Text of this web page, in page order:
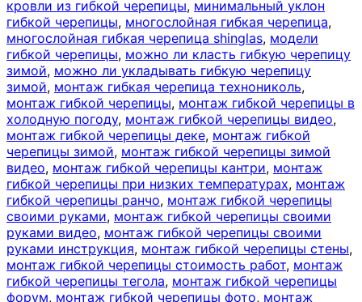
кровли из гибкой черепицы, минимальный уклон
гибкой черепицы, многослойная гибкая черепица,
многослойная гибкая черепица shinglas, модели
гибкой черепицы, можно ли класть гибкую черепицу
зимой, можно ли укладывать гибкую черепицу
зимой, монтаж гибкая черепица технониколь,
монтаж гибкой черепицы, монтаж гибкой черепицы в
холодную погоду, монтаж гибкой черепицы видео,
монтаж гибкой черепицы деке, монтаж гибкой
черепицы зимой, монтаж гибкой черепицы зимой
видео, монтаж гибкой черепицы кантри, монтаж
гибкой черепицы при низких температурах, монтаж
гибкой черепицы ранчо, монтаж гибкой черепицы
своими руками, монтаж гибкой черепицы своими
руками видео, монтаж гибкой черепицы своими
руками инструкция, монтаж гибкой черепицы стены,
монтаж гибкой черепицы стоимость работ, монтаж
гибкой черепицы тегола, монтаж гибкой черепицы
форум, монтаж гибкой черепицы фото, монтаж